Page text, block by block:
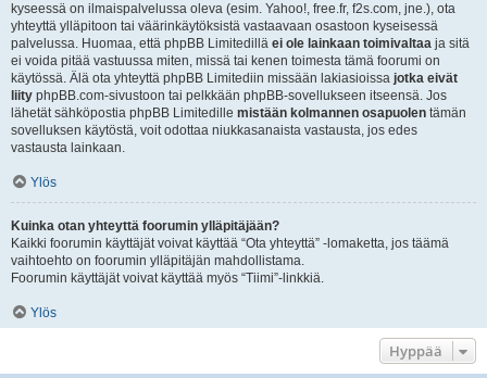
kyseessä on ilmaispalvelussa oleva (esim. Yahoo!, free.fr, f2s.com, jne.), ota
yhteyttä ylläpitoon tai väärinkäytöksistä vastaavaan osastoon kyseisessä
palvelussa. Huomaa, että phpBB Limitedillä ei ole lainkaan toimivaltaa ja sitä
ei voida pitää vastuussa miten, missä tai kenen toimesta tämä foorumi on
käytössä. Älä ota yhteyttä phpBB Limitediin missään lakiasioissa jotka eivät
liity phpBB.com-sivustoon tai pelkkään phpBB-sovellukseen itseensä. Jos
lähetät sähköpostia phpBB Limitedille mistään kolmannen osapuolen tämän
sovelluksen käytöstä, voit odottaa niukkasanaista vastausta, jos edes
vastausta lainkaan.
Ylös
Kuinka otan yhteyttä foorumin ylläpitäjään?
Kaikki foorumin käyttäjät voivat käyttää “Ota yhteyttä” -lomaketta, jos täämä
vaihtoehto on foorumin ylläpitäjän mahdollistama.
Foorumin käyttäjät voivat käyttää myös “Tiimi”-linkkiä.
Ylös
Hyppää